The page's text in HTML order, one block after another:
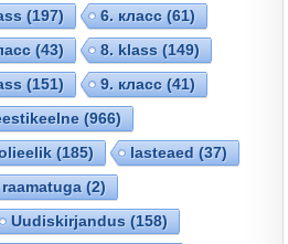
(197) 6. класс (61)
(43) 8. klass (149)
(151) 9. класс (41)
(966)
(185) lasteaed (37)
(2)
Uudiskirjandus (158)